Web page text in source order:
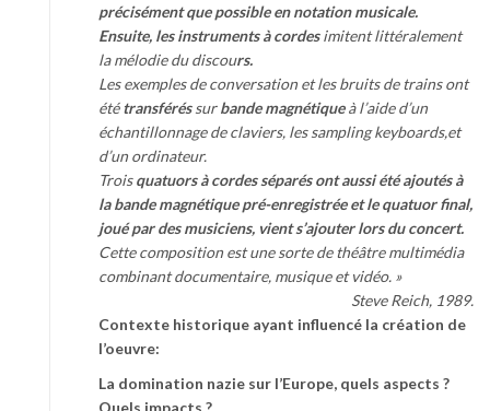
précisément que possible en notation musicale.
Ensuite, les instruments à cordesimitent littéralement
la mélodie du discours.
Les exemples de conversation et les bruits de trains ont
ététransféréssurbande magnétiqueà l’aide d’un
échantillonnage de claviers, les sampling keyboards,et
d’un ordinateur.
Troisquatuors à cordesséparés ont aussi été ajoutés à
la bande magnétique pré-enregistrée et le quatuor final,
joué par des musiciens, vient s’ajouter lors du concert.
Cette composition est une sorte de théâtre multimédia
combinant documentaire, musique et vidéo. »
Steve Reich, 1989.
Contexte historique ayant influencé la création de
l’oeuvre:
La domination nazie sur l’Europe, quels aspects ?
Quels impacts ?